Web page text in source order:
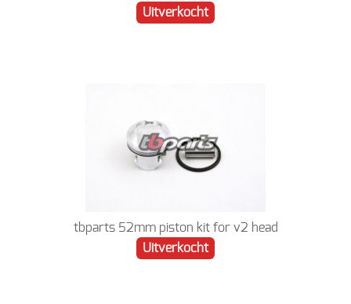
Uitverkocht
tbparts 52mm piston kit for v2 head
Uitverkocht